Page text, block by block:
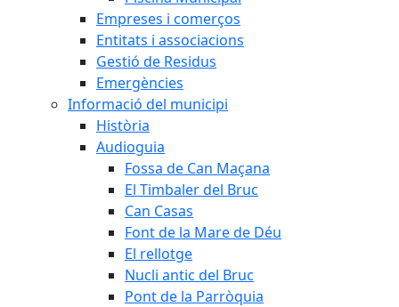
Empreses i comerços
Entitats i associacions
Gestió de Residus
Emergències
Informació del municipi
Història
Audioguia
Fossa de Can Maçana
El Timbaler del Bruc
Can Casas
Font de la Mare de Déu
El rellotge
Nucli antic del Bruc
Pont de la Parròquia